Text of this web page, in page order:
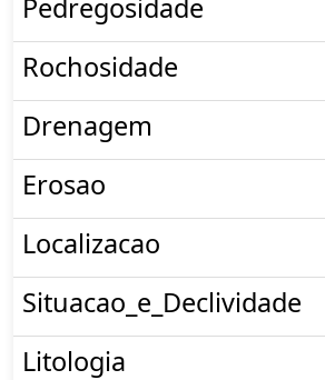
Pedregosidade
Rochosidade
Drenagem
Erosao
Localizacao
Situacao_e_Declividade
Litologia